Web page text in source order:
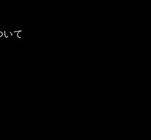
いて